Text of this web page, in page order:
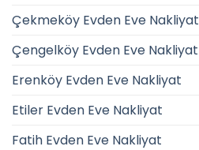
Çekmeköy Evden Eve Nakliyat
Çengelköy Evden Eve Nakliyat
Erenköy Evden Eve Nakliyat
Etiler Evden Eve Nakliyat
Fatih Evden Eve Nakliyat